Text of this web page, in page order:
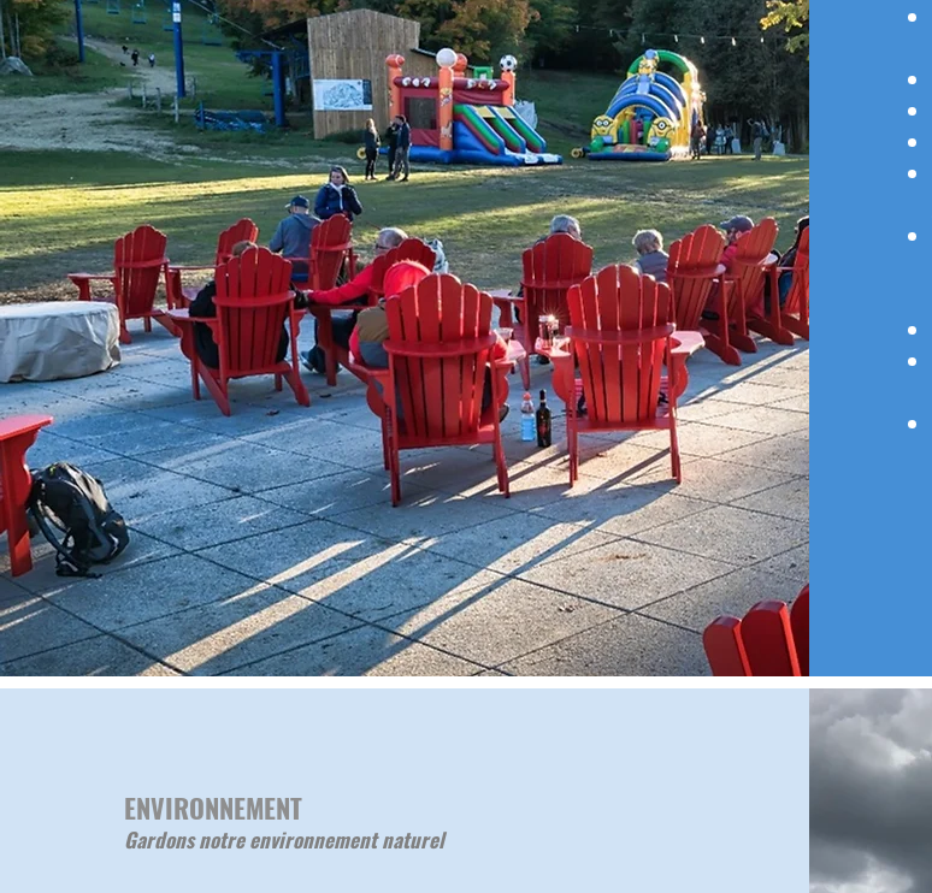
ENVIRONNEMENT
Gardons notre environnement naturel